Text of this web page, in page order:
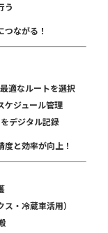
う
ながる！
適なルートを選択
ケジュール管理
デジタル記録
と効率が向上！
・冷蔵車活用）